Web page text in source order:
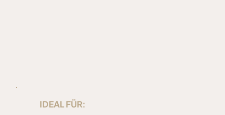
IDEAL FÜR: